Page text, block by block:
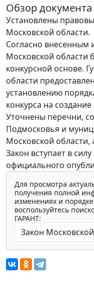
Обзор документа
Установлены
Московской области.
Согласно внесенным
Московской области
конкурсной основе.
области
установлению
конкурса на
Уточнены перечни,
Подмосковья и
Московской области,
Закон вступает в
официального
Для просмотра
получения полной
изменениях и
воспользуйтесь
ГАРАНТ: